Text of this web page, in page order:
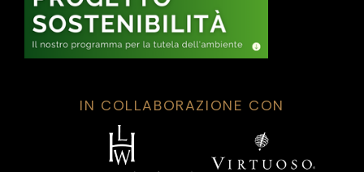
IN COLLABORAZIONE CON